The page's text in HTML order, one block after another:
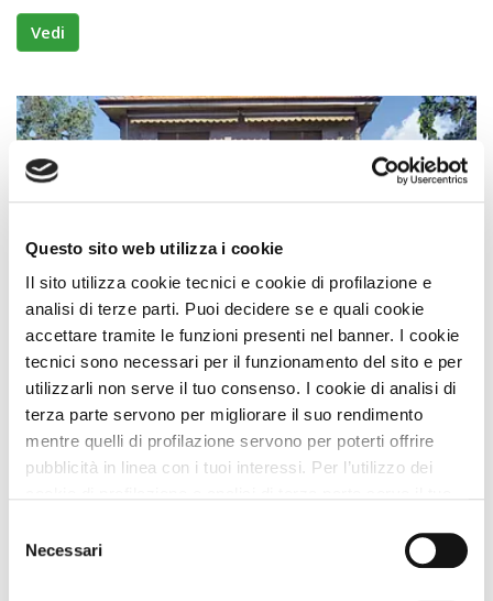
Questo sito web utilizza i cookie
Il sito utilizza cookie tecnici e cookie di profilazione e
analisi di terze parti. Puoi decidere se e quali cookie
accettare tramite le funzioni presenti nel banner. I cookie
tecnici sono necessari per il funzionamento del sito e per
utilizzarli non serve il tuo consenso. I cookie di analisi di
terza parte servono per migliorare il suo rendimento
mentre quelli di profilazione servono per poterti offrire
pubblicità in linea con i tuoi interessi. Per l’utilizzo dei
senza accettare” verranno installati solo i cookie tecnici.
Cliccando il pulsante “Accetta tutto” acconsenti all’utilizzo
delNecessari
Vedi
Bed and Breakfast
B&B Rezzonico Graziella
Como Lombardia
Animali Ammessi:
Servizi Speciali A DOG: